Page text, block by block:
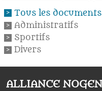
Tous les documents
Administratifs
Sportifs
Divers
ALLIANCE